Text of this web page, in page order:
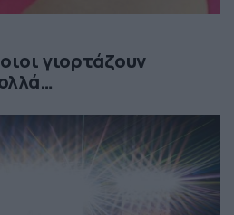
γιορτάζουν